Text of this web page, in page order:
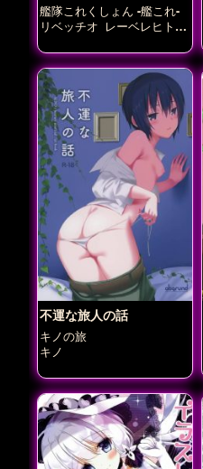
艦隊これくしょん -艦これ-
リベッチオ レーベレヒト・
マーズ 呂500
不運な旅人の話
キノの旅
キノ